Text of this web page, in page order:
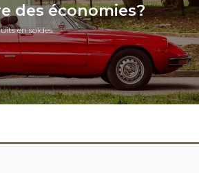
des économies?
en soldes.